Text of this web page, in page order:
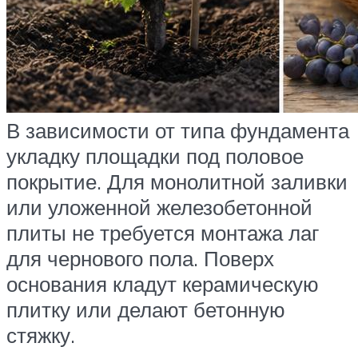
В зависимости от типа фундамента
укладку площадки под половое
покрытие. Для монолитной заливки
или уложенной железобетонной
плиты не требуется монтажа лаг
для чернового пола. Поверх
основания кладут керамическую
плитку или делают бетонную
стяжку.